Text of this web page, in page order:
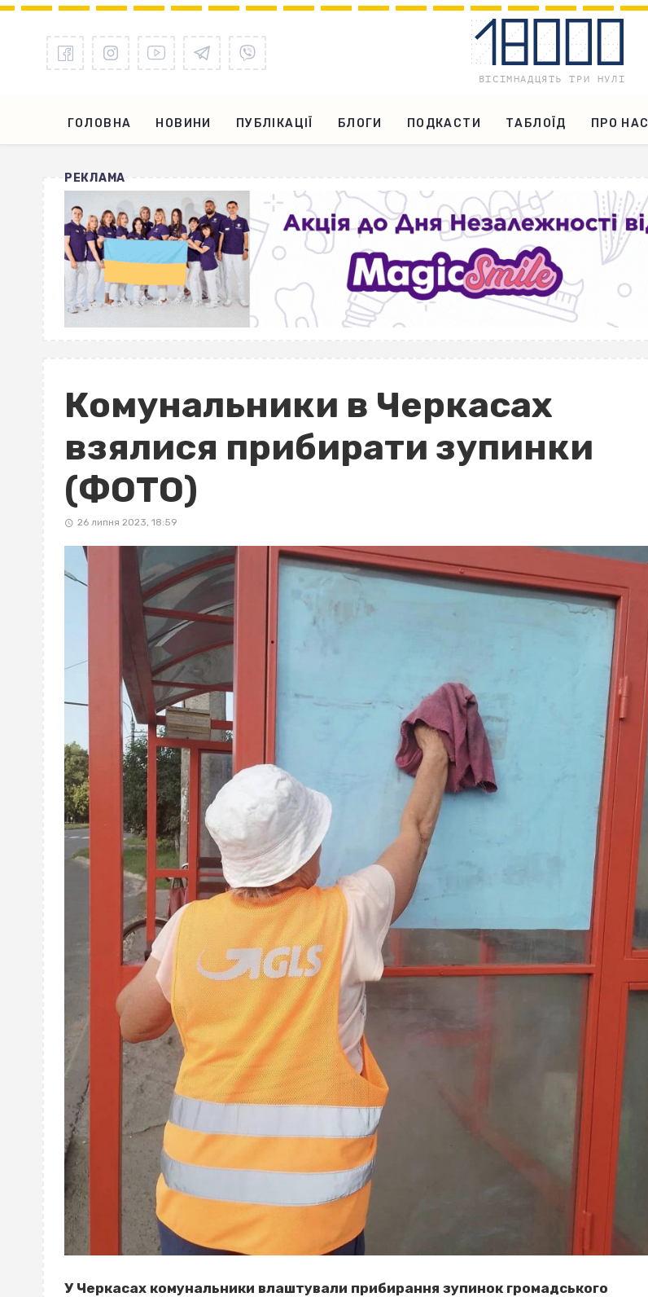
ГОЛОВНА НОВИНИ ПУБЛІКАЦІЇ БЛОГИ ПОДКАСТИ ТАБЛОЇД ПРО НАС
РЕКЛАМА
Комунальники в Черкасах
взялися прибирати зупинки
(ФОТО)
26 липня 2023, 18:59
У Черкасах комунальники влаштували прибирання зупинок громадського